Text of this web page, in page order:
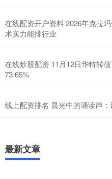
在线配资开户资料 2026年克拉
术实力能排行业
在线炒股配资 11月12日华特转
73.65%
线上配资排名 晨光中的诵读声
最新文章